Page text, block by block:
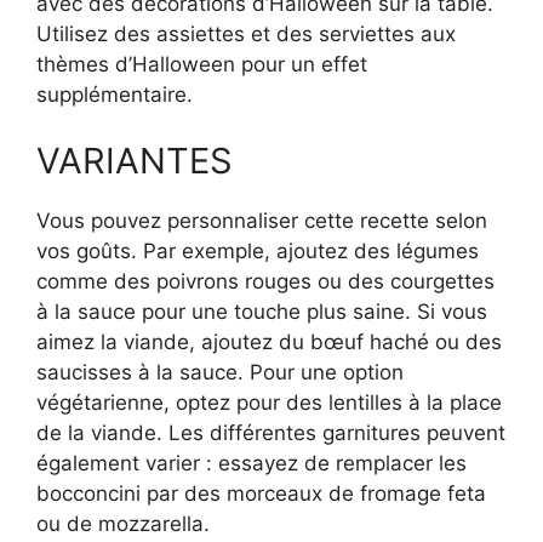
Utilisez des assiettes et des serviettes aux
thèmes d’Halloween pour un effet
supplémentaire.
VARIANTES
Vous pouvez personnaliser cette recette selon
vos goûts. Par exemple, ajoutez des légumes
comme des poivrons rouges ou des courgettes
à la sauce pour une touche plus saine. Si vous
aimez la viande, ajoutez du bœuf haché ou des
saucisses à la sauce. Pour une option
végétarienne, optez pour des lentilles à la place
de la viande. Les différentes garnitures peuvent
également varier : essayez de remplacer les
bocconcini par des morceaux de fromage feta
ou de mozzarella.